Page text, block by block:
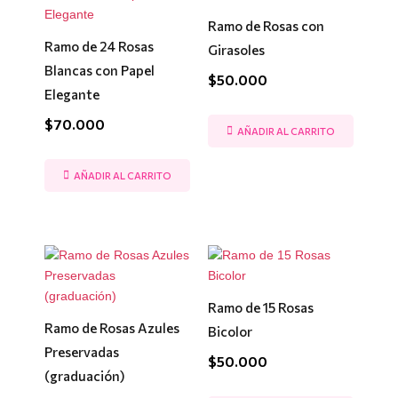
Ramo de 24 Rosas
Blancas con Papel
Elegante
$70.000
AÑADIR AL CARRITO
Ramo de Rosas con
Girasoles
$50.000
AÑADIR AL CARRITO
Ramo de Rosas Azules
Preservadas
(graduación)
Ramo de 15 Rosas
Bicolor
$50.000